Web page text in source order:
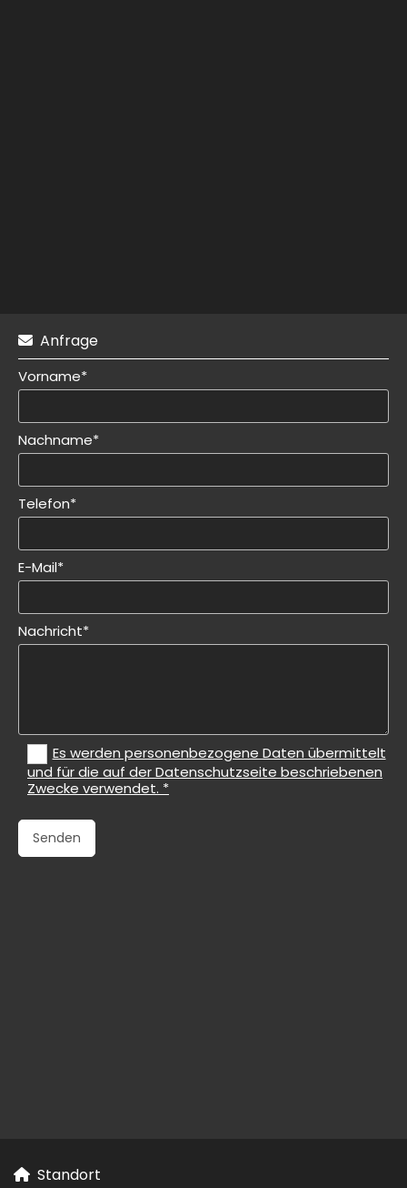
 Anfrage
Vorname*
Nachname*
Telefon*
E-Mail*
Nachricht*
Es werden personenbezogene Daten übermittelt
und für die auf der Datenschutzseite beschriebenen
Zwecke verwendet. *
 Standort